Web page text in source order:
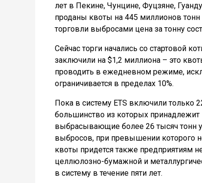
лет в Пекине, Чунцине, Фуцзяне,
проданы квоты на 445 миллионов
торговли выбросами цена за тонну
Сейчас торги начались со стартовой
заключили на $1,2 миллиона – это
проводить в ежедневном режиме,
ограничивается в пределах 10%.
Пока в систему ETS включили только
большинство из которых принадлежит
выбрасывающие более 26 тысяч тонн
выбросов, при превышении которого
квоты придется также предприятиям
целлюлозно-бумажной и
в систему в течение пяти лет.